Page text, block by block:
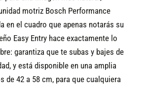
motriz Bosch Performance
en el cuadro que apenas notarás su
Easy Entry hace exactamente lo
garantiza que te subas y bajes de
y está disponible en una amplia
de 42 a 58 cm, para que cualquiera